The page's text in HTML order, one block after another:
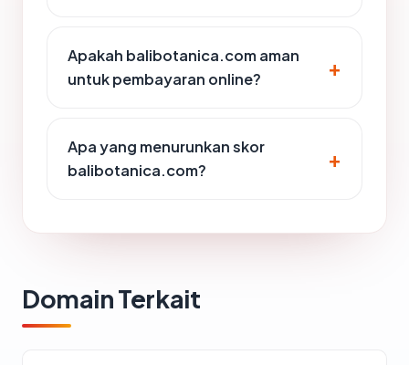
Apakah balibotanica.com aman
untuk pembayaran online?
Apa yang menurunkan skor
balibotanica.com?
Domain Terkait